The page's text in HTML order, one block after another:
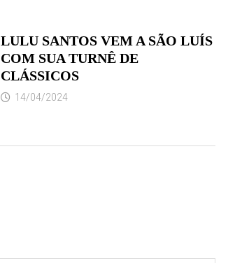
LULU SANTOS VEM A SÃO LUÍS
COM SUA TURNÊ DE
CLÁSSICOS
14/04/2024